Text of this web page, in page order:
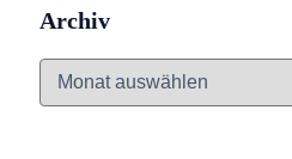
Archiv